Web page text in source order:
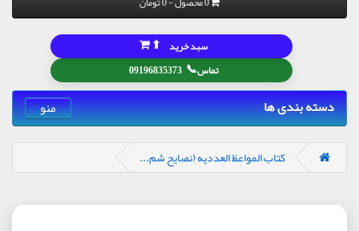
تماس📞
09196835373
سبد خرید ⬆
دسته بندی ها منو
کتاب المواعظ العددیه (نصایح شم...